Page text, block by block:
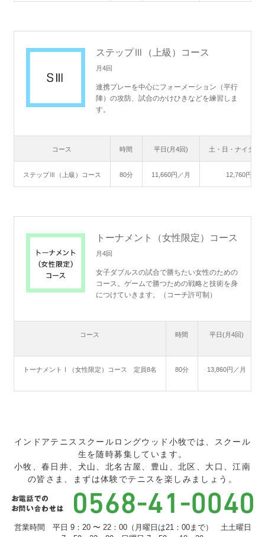
ステップⅢ（上級）コース
月4回
連携プレーを中心にフォーメーション（平行
陣）の攻防、試合のかけひきなどを練習しま
す。
コース 時間 平日(月4回) 土・日・ナイター(
ステップⅢ（上級）コース 80分 11,660円／月 12,760円／月
トーナメント（女性限定）コース
月4回
女子ダブルスの試合で勝ちたい女性のための
コース。ゲームで勝つための戦略と技術を身
につけていきます。（コーチ許可制）
コース 時間 平日(月4回)
トーナメントⅠ（女性限定）コース 定員8名 80分 13,860円／月
インドアテニススクールロングウッド小牧では、スクール
生を随時募集しています。
小牧、春日井、犬山、北名古屋、豊山、北区、大口、江南
の皆さま、まずは体験でテニスを楽しみましょう。
営業時間 平日 9：20 〜 22：00（月曜日は21：00まで） 土土曜日